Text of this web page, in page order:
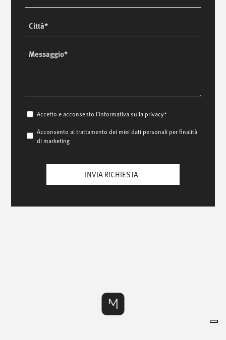
Città
Messaggio
Consenso
privacy
Accetto e acconsento l’informativa sulla privacy*
Consenso
Acconsento al trattamento dei miei dati personali per finalità
di marketing
T. +39 0445 314164
/scrivici/